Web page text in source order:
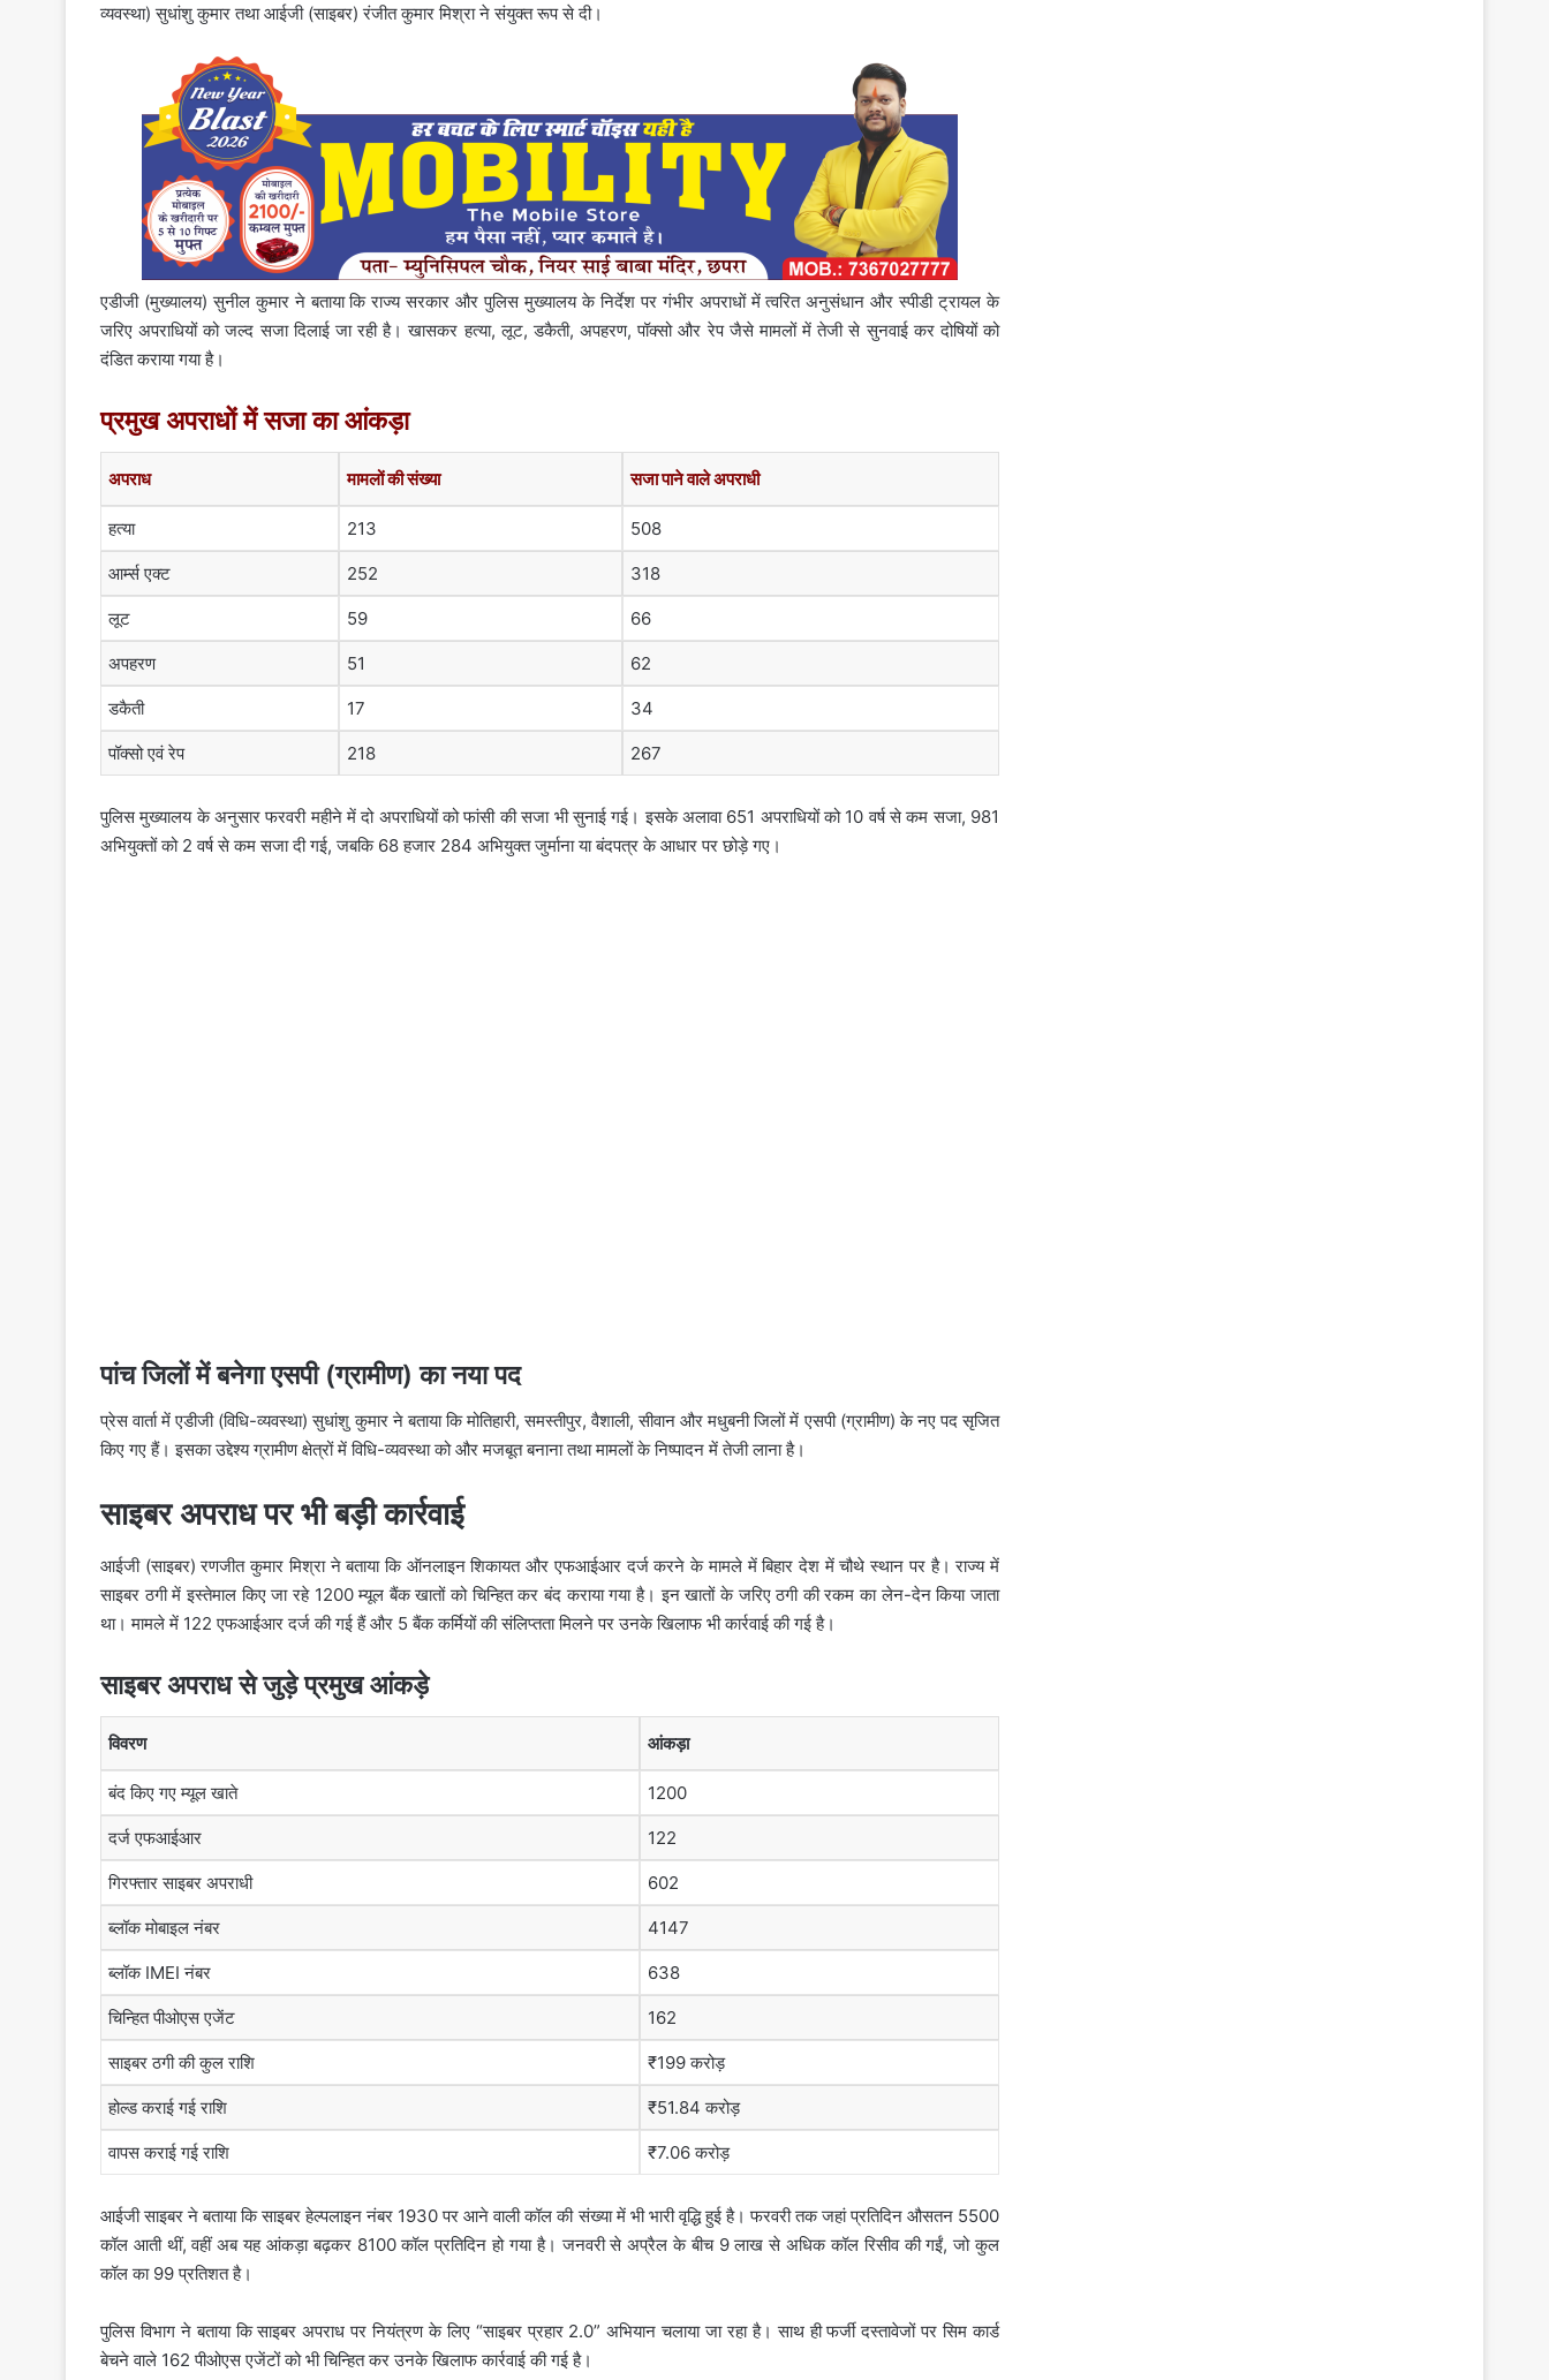
व्यवस्था)सुधांशु कुमारतथा आईजी (साइबर) रंजीत कुमार मिश्रा ने संयुक्त रूप से दी।
एडीजी (मुख्यालय) सुनील कुमार ने बताया कि राज्य सरकार और पुलिस मुख्यालय के निर्देश पर गंभीर अपराधों में त्वरित अनुसंधान और स्पीडी ट्रायल के
जरिए अपराधियों को जल्द सजा दिलाई जा रही है। खासकर हत्या, लूट, डकैती, अपहरण, पॉक्सो और रेप जैसे मामलों में तेजी से सुनवाई कर दोषियों को
दंडित कराया गया है।
प्रमुख अपराधों में सजा का आंकड़ा
अपराध मामलों की संख्या सजा पाने वाले अपराधी
हत्या 213 508
आर्म्स एक्ट 252 318
लूट 59 66
अपहरण 51 62
डकैती 17 34
पॉक्सो एवं रेप 218 267
पुलिस मुख्यालय के अनुसार फरवरी महीने में दो अपराधियों को फांसी की सजा भी सुनाई गई। इसके अलावा 651 अपराधियों को 10 वर्ष से कम सजा, 981
अभियुक्तों को 2 वर्ष से कम सजा दी गई, जबकि 68 हजार 284 अभियुक्त जुर्माना या बंदपत्र के आधार पर छोड़े गए।
पांच जिलों में बनेगा एसपी (ग्रामीण) का नया पद
प्रेस वार्ता में एडीजी (विधि-व्यवस्था) सुधांशु कुमार ने बताया कि मोतिहारी, समस्तीपुर, वैशाली, सीवान और मधुबनी जिलों में एसपी (ग्रामीण) के नए पद सृजित
किए गए हैं। इसका उद्देश्य ग्रामीण क्षेत्रों में विधि-व्यवस्था को और मजबूत बनाना तथा मामलों के निष्पादन में तेजी लाना है।
साइबर अपराध पर भी बड़ी कार्रवाई
आईजी (साइबर) रणजीत कुमार मिश्रा ने बताया कि ऑनलाइन शिकायत और एफआईआर दर्ज करने के मामले में बिहार देश में चौथे स्थान पर है। राज्य में
साइबर ठगी में इस्तेमाल किए जा रहे 1200 म्यूल बैंक खातों को चिन्हित कर बंद कराया गया है। इन खातों के जरिए ठगी की रकम का लेन-देन किया जाता
था। मामले में 122 एफआईआर दर्ज की गई हैं और 5 बैंक कर्मियों की संलिप्तता मिलने पर उनके खिलाफ भी कार्रवाई की गई है।
साइबर अपराध से जुड़े प्रमुख आंकड़े
विवरण आंकड़ा
बंद किए गए म्यूल खाते 1200
दर्ज एफआईआर 122
गिरफ्तार साइबर अपराधी 602
ब्लॉक मोबाइल नंबर 4147
ब्लॉक IMEI नंबर 638
चिन्हित पीओएस एजेंट 162
साइबर ठगी की कुल राशि ₹199 करोड़
होल्ड कराई गई राशि ₹51.84 करोड़
वापस कराई गई राशि ₹7.06 करोड़
आईजी साइबर ने बताया कि साइबर हेल्पलाइन नंबर 1930 पर आने वाली कॉल की संख्या में भी भारी वृद्धि हुई है। फरवरी तक जहां प्रतिदिन औसतन 5500
कॉल आती थीं, वहीं अब यह आंकड़ा बढ़कर 8100 कॉल प्रतिदिन हो गया है। जनवरी से अप्रैल के बीच 9 लाख से अधिक कॉल रिसीव की गईं, जो कुल
कॉल का 99 प्रतिशत है।
पुलिस विभाग ने बताया कि साइबर अपराध पर नियंत्रण के लिए “साइबर प्रहार 2.0” अभियान चलाया जा रहा है। साथ ही फर्जी दस्तावेजों पर सिम कार्ड
बेचने वाले 162 पीओएस एजेंटों को भी चिन्हित कर उनके खिलाफ कार्रवाई की गई है।